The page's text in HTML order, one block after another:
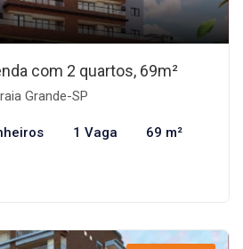
com 2 quartos, 69m²
Grande-SP
1 Vaga 69 m²